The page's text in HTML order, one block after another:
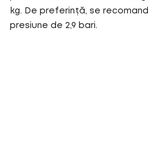
kg. De preferință, se
presiune de 2,9 bari.